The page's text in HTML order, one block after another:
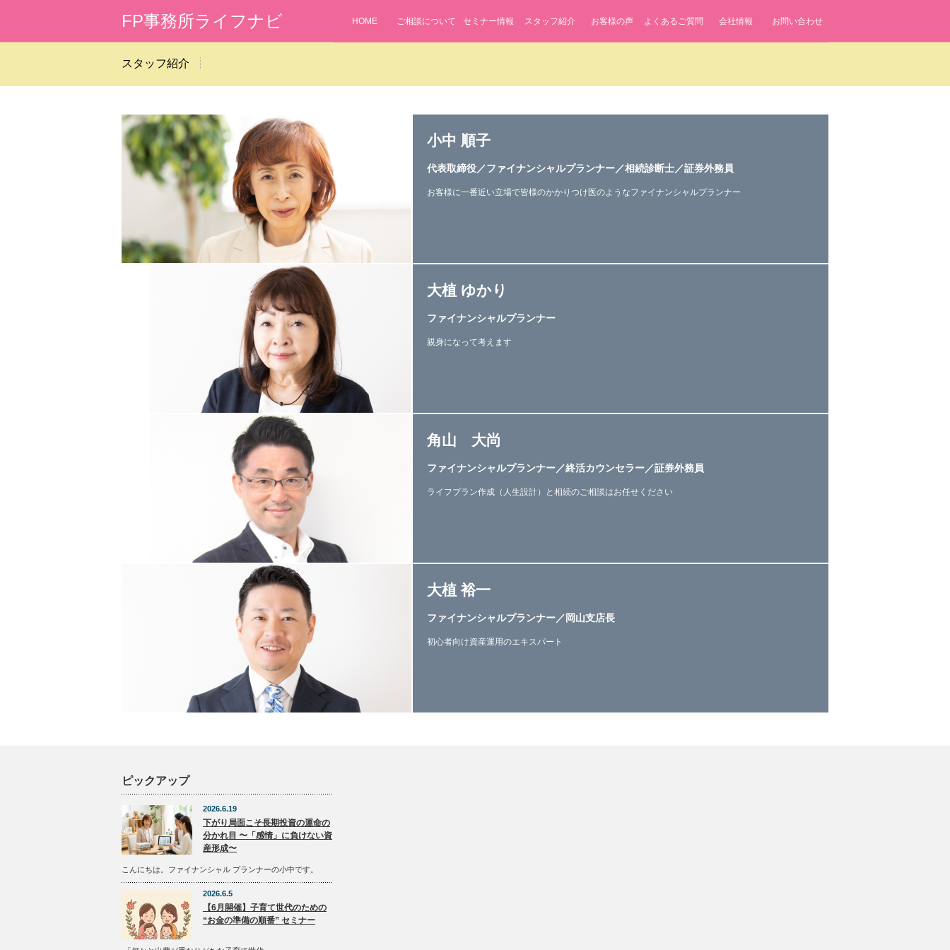
FP事務所ライフナビ HOME ご相談について セミナー情報 スタッフ紹介 お客様の声 よくあるご質問 会社情報 お問い合わせ
スタッフ紹介
小中 順子
代表取締役／ファイナンシャルプランナー／相続診断士／証券外務員
お客様に一番近い立場で皆様のかかりつけ医のようなファイナンシャルプランナー
大植 ゆかり
ファイナンシャルプランナー
親身になって考えます
角山 大尚
ファイナンシャルプランナー／終活カウンセラー／証券外務員
ライフプラン作成（人生設計）と相続のご相談はお任せください
大植 裕一
ファイナンシャルプランナー／岡山支店長
初心者向け資産運用のエキスパート
ピックアップ
2026.6.19
下がり局面こそ長期投資の運命の
分かれ目 〜「感情」に負けない資
産形成〜
こんにちは。ファイナンシャル プランナーの小中です。
2026.6.5
【6月開催】子育て世代のための
“お金の準備の順番” セミナー